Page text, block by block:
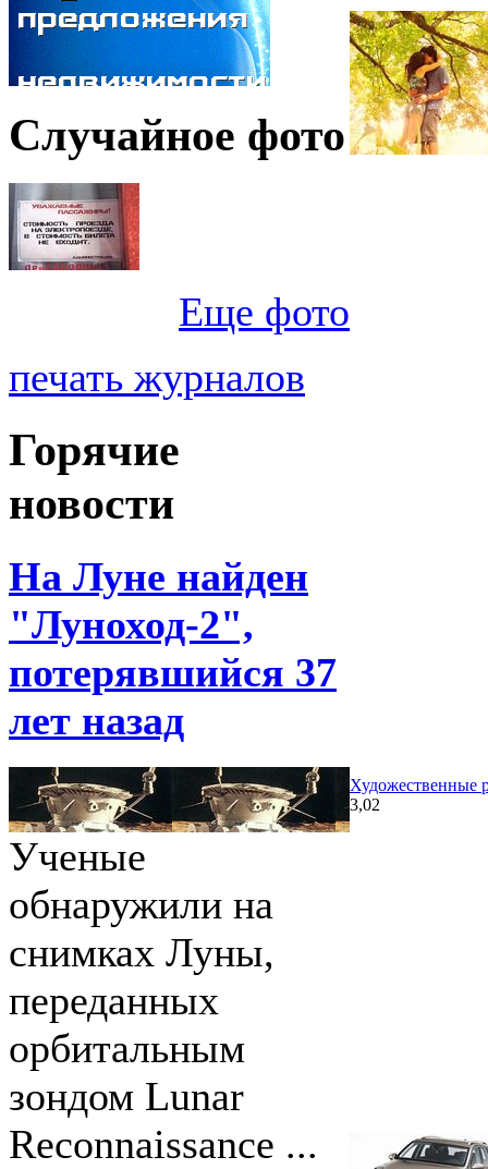
Случайное фото
Еще фото
печать журналов
Горячие
новости
На Луне найден
"Луноход-2",
потерявшийся 37
лет назад
Ученые
обнаружили на
снимках Луны,
переданных
орбитальным
зондом Lunar
Reconnaissance ...
Художественные
3,02